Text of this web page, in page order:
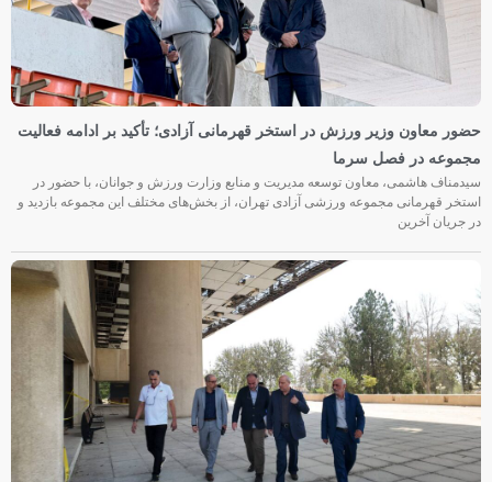
حضور معاون وزیر ورزش در استخر قهرمانی آزادی؛ تأکید بر ادامه فعالیت
مجموعه در فصل سرما
سیدمناف هاشمی، معاون توسعه مدیریت و منابع وزارت ورزش و جوانان، با حضور در
استخر قهرمانی مجموعه ورزشی آزادی تهران، از بخش‌های مختلف این مجموعه بازدید و
در جریان آخرین